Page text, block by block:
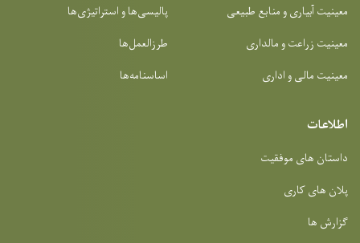
معینیت آبیاری و منابع طبیعی
معینیت زراعت و مالداری
معینیت مالی و اداری
پالیسی‌ها و استراتیژی‌ها
طرزالعمل‌ها
اساسنامه‌ها
اطلاعات
داستان های موفقیت
پلان های کاری
گزارش ها